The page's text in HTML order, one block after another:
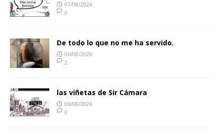
07/08/2026
0
De todo lo que no me ha servido.
06/08/2026
2
las viñetas de Sir Cámara
06/08/2026
0